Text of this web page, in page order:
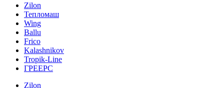
Zilon
Тепломаш
Wing
Ballu
Frico
Kalashnikov
Tropik-Line
ГРЕЕРС
Zilon